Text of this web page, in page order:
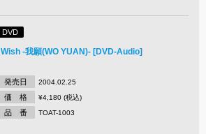
DVD
I Wish -我願(WO YUAN)- [DVD-Audio]
発売日 2004.02.25
価 格 ¥4,180 (税込)
品 番 TOAT-1003